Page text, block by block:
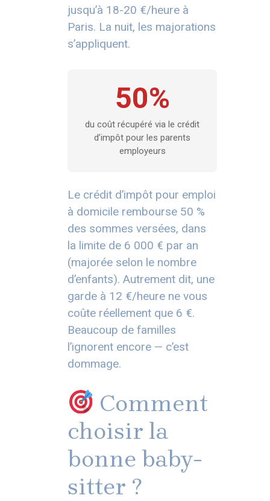
jusqu’à 18-20 €/heure à
Paris. La nuit, les majorations
s’appliquent.
50%
du coût récupéré via le crédit
d’impôt pour les parents
employeurs
Le crédit d’impôt pour emploi
à domicile rembourse 50 %
des sommes versées, dans
la limite de 6 000 € par an
(majorée selon le nombre
d’enfants). Autrement dit, une
garde à 12 €/heure ne vous
coûte réellement que 6 €.
Beaucoup de familles
l’ignorent encore — c’est
dommage.
Comment
choisir la
bonne baby-
sitter ?